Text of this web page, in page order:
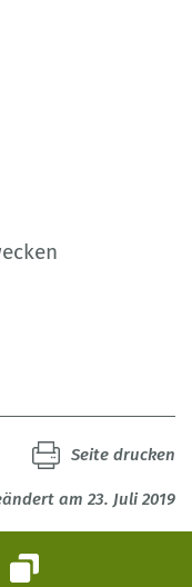
am 23. Juli 2019
Seite drucken
Mail
Link kopieren